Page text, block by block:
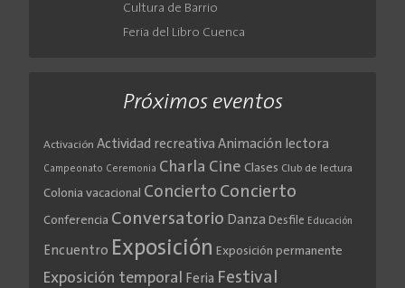
Cultura de Barrio
Feria del Libro Cuenca
Próximos eventos
Activación Actividad recreativa Animación lectora
Campeonato Ceremonia Charla Cine Clases Club de lectura
Colonia vacacional Concierto Concierto
Conferencia Conversatorio Danza Desfile Educación
Encuentro Exposición Exposición permanente
Exposición temporal Feria Festival